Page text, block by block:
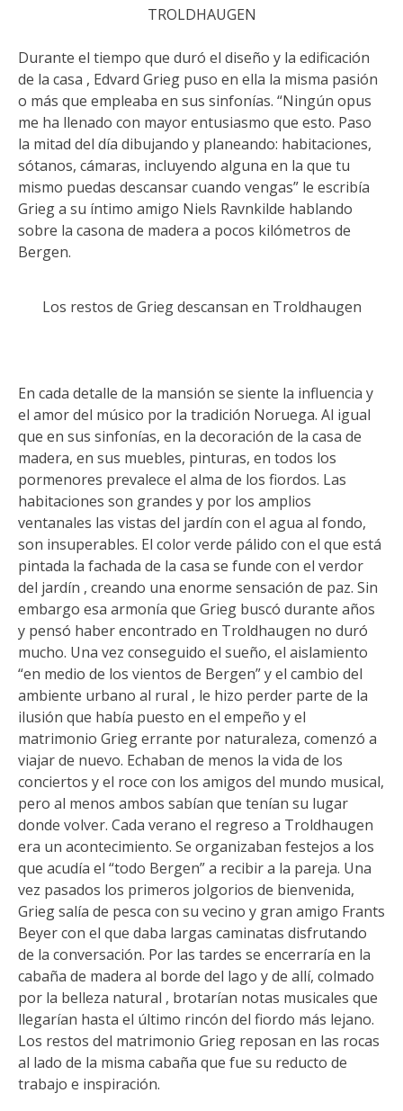
TROLDHAUGEN
Durante el tiempo que duró el diseño y la edificación
de la casa , Edvard Grieg puso en ella la misma pasión
o más que empleaba en sus sinfonías. “Ningún opus
me ha llenado con mayor entusiasmo que esto. Paso
la mitad del día dibujando y planeando: habitaciones,
sótanos, cámaras, incluyendo alguna en la que tu
mismo puedas descansar cuando vengas” le escribía
Grieg a su íntimo amigo Niels Ravnkilde hablando
sobre la casona de madera a pocos kilómetros de
Bergen.
Los restos de Grieg descansan en Troldhaugen
En cada detalle de la mansión se siente la influencia y
el amor del músico por la tradición Noruega. Al igual
que en sus sinfonías, en la decoración de la casa de
madera, en sus muebles, pinturas, en todos los
pormenores prevalece el alma de los fiordos. Las
habitaciones son grandes y por los amplios
ventanales las vistas del jardín con el agua al fondo,
son insuperables. El color verde pálido con el que está
pintada la fachada de la casa se funde con el verdor
del jardín , creando una enorme sensación de paz. Sin
embargo esa armonía que Grieg buscó durante años
y pensó haber encontrado en Troldhaugen no duró
mucho. Una vez conseguido el sueño, el aislamiento
“en medio de los vientos de Bergen” y el cambio del
ambiente urbano al rural , le hizo perder parte de la
ilusión que había puesto en el empeño y el
matrimonio Grieg errante por naturaleza, comenzó a
viajar de nuevo. Echaban de menos la vida de los
conciertos y el roce con los amigos del mundo musical,
pero al menos ambos sabían que tenían su lugar
donde volver. Cada verano el regreso a Troldhaugen
era un acontecimiento. Se organizaban festejos a los
que acudía el “todo Bergen” a recibir a la pareja. Una
vez pasados los primeros jolgorios de bienvenida,
Grieg salía de pesca con su vecino y gran amigo Frants
Beyer con el que daba largas caminatas disfrutando
de la conversación. Por las tardes se encerraría en la
cabaña de madera al borde del lago y de allí, colmado
por la belleza natural , brotarían notas musicales que
llegarían hasta el último rincón del fiordo más lejano.
Los restos del matrimonio Grieg reposan en las rocas
al lado de la misma cabaña que fue su reducto de
trabajo e inspiración.